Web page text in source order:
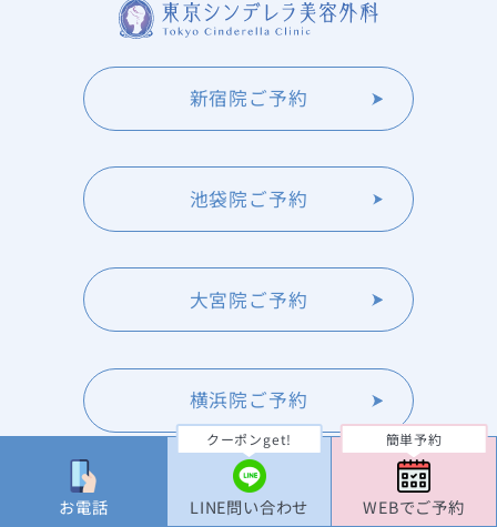
お電話
クーポンget!
LINE問い合わせ
簡単予約
WEBでご予約
新宿院ご予約
池袋院ご予約
大宮院ご予約
横浜院ご予約
TOP